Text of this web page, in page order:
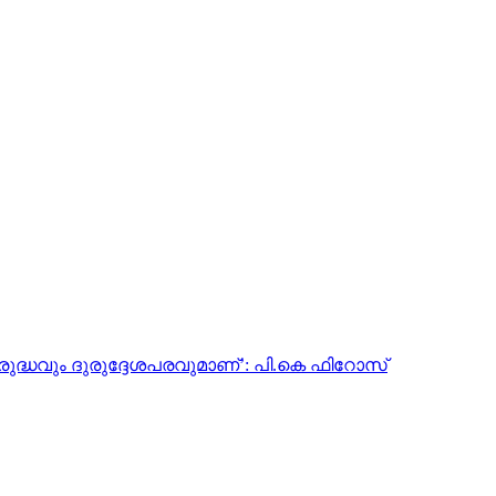
ദുരുദ്ദേശപരവുമാണ്’: പി.കെ ഫിറോസ്‌